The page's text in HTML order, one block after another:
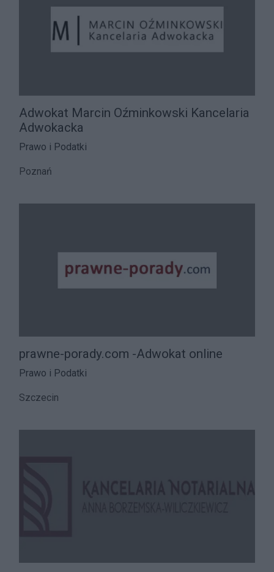
Adwokat Marcin Oźminkowski Kancelaria
Adwokacka
Prawo i Podatki
Poznań
prawne-porady.com -Adwokat online
Prawo i Podatki
Szczecin